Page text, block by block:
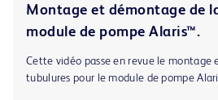
Montage et démontage de
module de pompe Alaris™.
Cette vidéo passe en revue le montage
tubulures pour le module de pompe